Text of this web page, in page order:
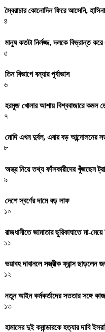
স্বৈরাচার কোনোদিন ফিরে আসেনি,
৪
মানুষ কতটা নির্লজ্জ, দলকে বিভ্রান্ত
৫
তিন বিভাগে বন্যার পূর্বাভাস
৬
হরমুজ খোলার আশায় বিশ্ববাজারে কমল
৭
মোদি এখন দুর্বল, এবার বড় আন্দোলনের
৮
অস্ত্র নিয়ে তথ্য ফাঁসকারীদের খুঁজছেন
৯
দেশে স্বর্ণের দামে বড় লাফ
১০
রাজধানীতে জামাতার ছুরিকাঘাতে মা-
১১
ভয়াবহ দাবানলে সস্ত্রীক ফ্রান্স ছাড়লেন
১২
নতুন আইন কর্মকর্তাদের সততার সঙ্গে
১৩
হামাসের দুই কমান্ডারকে হত্যার দাবি